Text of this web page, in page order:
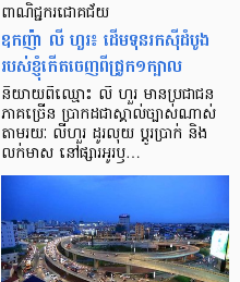
ពាណិជ្ជករជោគជ័យ
ឧកញ៉ា លី ហួរ៖ ដើមទុនរកស៊ីដំបូង
របស់ខ្ញុំកើតចេញពីជ្រូក១ក្បាល
និយាយ​ពី​ឈ្មោះ លី ហួរ មាន​ប្រជាជន​
ភាគ​ច្រើន ប្រាកដ​ជា​ស្គាល់​ច្បាស់​ណាស់
តាមរយៈ លីហួរ ដូរ​លុយ ប្តូរ​បា្រក់ និង​
លក់​មាស នៅ​ផ្សារ​អូរ​ឫ…